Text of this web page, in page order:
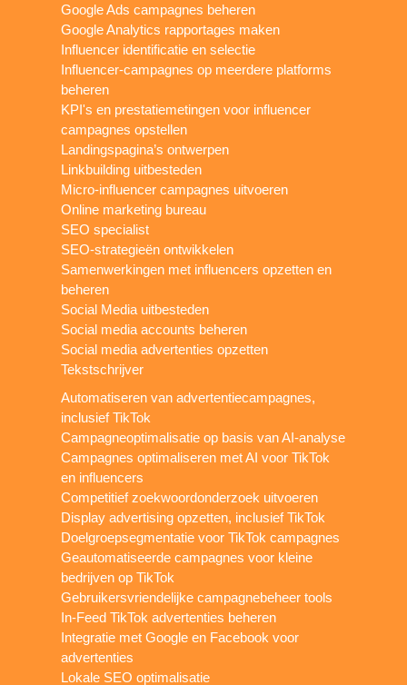
Google Ads campagnes beheren
Google Analytics rapportages maken
Influencer identificatie en selectie
Influencer-campagnes op meerdere platforms
beheren
KPI's en prestatiemetingen voor influencer
campagnes opstellen
Landingspagina’s ontwerpen
Linkbuilding uitbesteden
Micro-influencer campagnes uitvoeren
Online marketing bureau
SEO specialist
SEO-strategieën ontwikkelen
Samenwerkingen met influencers opzetten en
beheren
Social Media uitbesteden
Social media accounts beheren
Social media advertenties opzetten
Tekstschrijver
Automatiseren van advertentiecampagnes,
inclusief TikTok
Campagneoptimalisatie op basis van AI-analyse
Campagnes optimaliseren met AI voor TikTok
en influencers
Competitief zoekwoordonderzoek uitvoeren
Display advertising opzetten, inclusief TikTok
Doelgroepsegmentatie voor TikTok campagnes
Geautomatiseerde campagnes voor kleine
bedrijven op TikTok
Gebruikersvriendelijke campagnebeheer tools
In-Feed TikTok advertenties beheren
Integratie met Google en Facebook voor
advertenties
Lokale SEO optimalisatie